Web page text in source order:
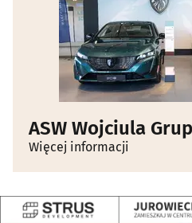
ASW Wojciula
Więcej informacji